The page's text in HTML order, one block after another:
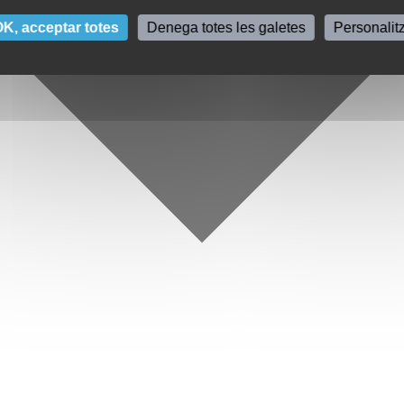
acceptar totes Denega totes les galetes